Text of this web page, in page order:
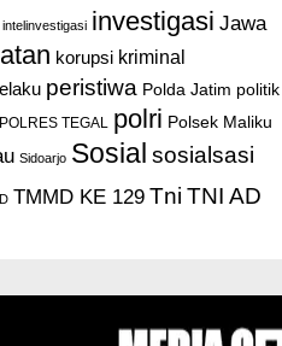
intelinvestigasi investigasi Jawa
korupsi kriminal
peristiwa Polda Jatim politik
POLRES TEGAL polri Polsek Maliku
Sidoarjo Sosial sosialsasi
TMMD KE 129 Tni TNI AD